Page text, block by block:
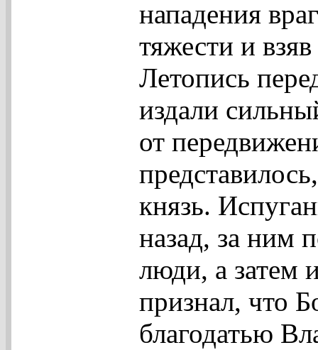
нападения
тяжести и
Летопись
издали
от
князь.
назад, за ним
люди, а затем
признал, что
благодатью